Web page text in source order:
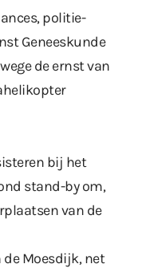
politie-
Geneeskunde
de ernst van
bij het
stand-by om,
van de
Moesdijk, net